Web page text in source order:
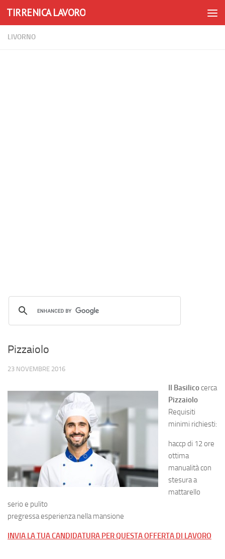
Skip to content
TIRRENICA LAVORO
LIVORNO
Pizzaiolo
23 NOVEMBRE 2016
Il Basilicocerca
Pizzaiolo
Requisiti
minimi richiesti:
haccp di 12 ore
ottima
manualità con
stesura a
mattarello
serio e pulito
pregressa esperienza nella mansione
INVIA LA TUA CANDIDATURA PER QUESTA OFFERTA DI LAVORO